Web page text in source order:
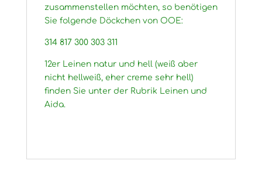
zusammenstellen möchten, so benötigen
Sie folgende Döckchen von OOE:
314 817 300 303 311
12er Leinen natur und hell (weiß aber
nicht hellweiß, eher creme sehr hell)
finden Sie unter der Rubrik Leinen und
Aida.